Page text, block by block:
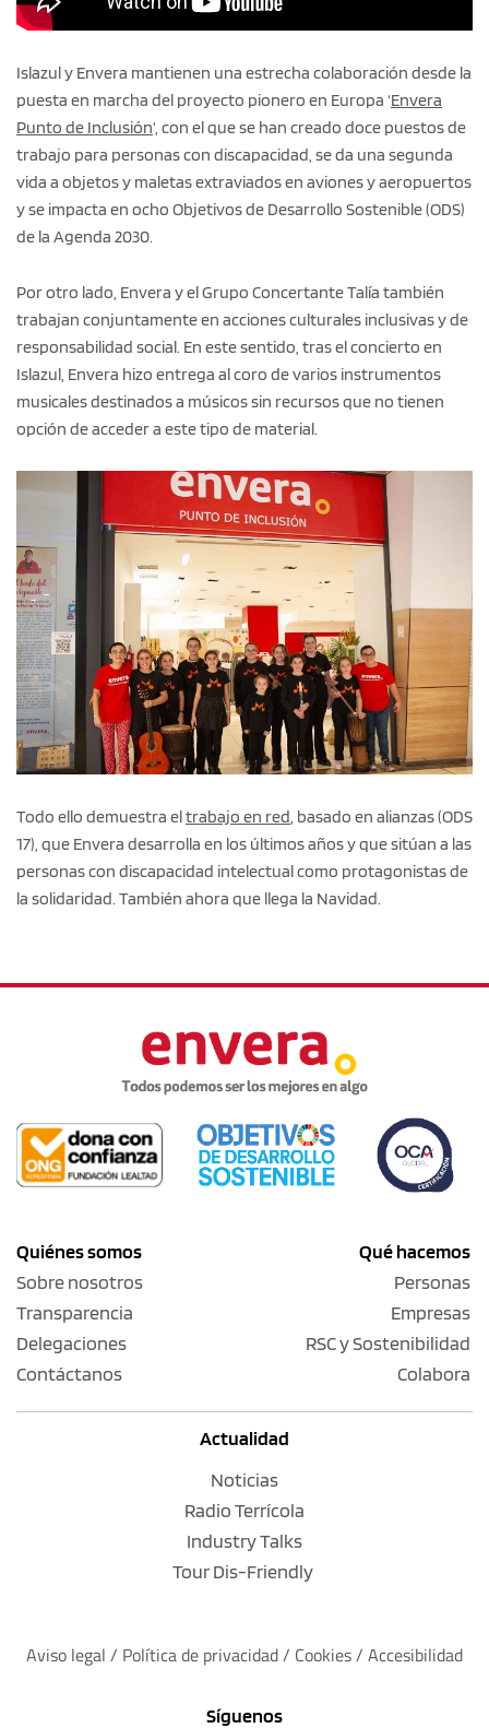
Islazul y Envera mantienen una estrecha colaboración desde la
puesta en marcha del proyecto pionero en Europa ‘Envera
Punto de Inclusión‘, con el que se han creado doce puestos de
trabajo para personas con discapacidad, se da una segunda
vida a objetos y maletas extraviados en aviones y aeropuertos
y se impacta en ocho Objetivos de Desarrollo Sostenible (ODS)
de la Agenda 2030.
Por otro lado, Envera y el Grupo Concertante Talía también
trabajan conjuntamente en acciones culturales inclusivas y de
responsabilidad social. En este sentido, tras el concierto en
Islazul, Envera hizo entrega al coro de varios instrumentos
musicales destinados a músicos sin recursos que no tienen
opción de acceder a este tipo de material.
Todo ello demuestra eltrabajo en red, basado en alianzas (ODS
17), que Envera desarrolla en los últimos años y que sitúan a las
personas con discapacidad intelectual como protagonistas de
la solidaridad. También ahora que llega la Navidad.
Quiénes somos
Sobre nosotros
Transparencia
Delegaciones
Contáctanos
Qué hacemos
Personas
Empresas
RSC y Sostenibilidad
Colabora
Actualidad
Noticias
Radio Terrícola
Industry Talks
Tour Dis-Friendly
Aviso legal / Política de privacidad / Cookies / Accesibilidad
Síguenos